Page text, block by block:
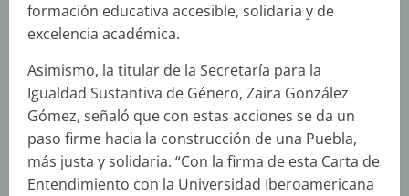
formación educativa accesible, solidaria y de
excelencia académica.
Asimismo, la titular de la Secretaría para la
Igualdad Sustantiva de Género, Zaira González
Gómez, señaló que con estas acciones se da un
paso firme hacia la construcción de una Puebla,
más justa y solidaria. “Con la firma de esta Carta de
Entendimiento con la Universidad Iberoamericana